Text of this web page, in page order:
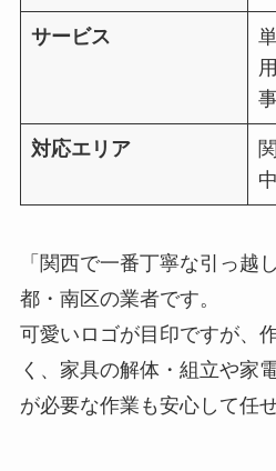
サービス
対応エリア
「関西で一番丁寧な引っ越
都・南区の業者です。
可愛いロゴが目印ですが、
く、家具の解体・組立や家
が必要な作業も安心して任